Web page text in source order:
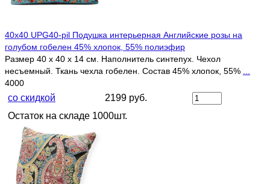
40х40 UPG40-pil Подушка интерьерная Английские розы на
голубом гобелен 45% хлопок, 55% полиэфир
Размер 40 х 40 х 14 см. Наполнитель синтепух. Чехол
несъемный. Ткань чехла гобелен. Состав 45% хлопок, 55%
4000
со скидкой
2199 руб.
Остаток на складе 1000шт.